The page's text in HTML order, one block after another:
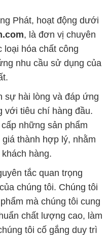
Phát, hoạt động dưới
, là đơn vị chuyên
loại hóa chất công
nhu cầu sử dụng của
sự hài lòng và đáp ứng
với tiêu chí hàng đầu.
những sản phẩm
thành hợp lý, nhằm
hàng.
tắc quan trọng
chúng tôi. Chúng tôi
mà chúng tôi cung
chất lượng cao, làm
tôi cố gắng duy trì